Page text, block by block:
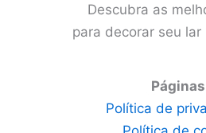
Descubra as
para decorar seu
Páginas
Política de